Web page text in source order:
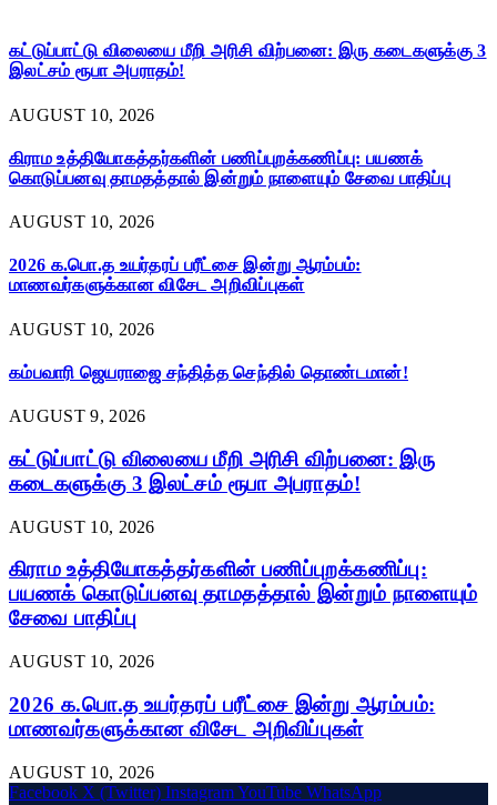
கட்டுப்பாட்டு விலையை மீறி அரிசி விற்பனை: இரு கடைகளுக்கு 3
இலட்சம் ரூபா அபராதம்!
AUGUST 10, 2026
கிராம உத்தியோகத்தர்களின் பணிப்புறக்கணிப்பு: பயணக்
கொடுப்பனவு தாமதத்தால் இன்றும் நாளையும் சேவை பாதிப்பு
AUGUST 10, 2026
2026 க.பொ.த உயர்தரப் பரீட்சை இன்று ஆரம்பம்:
மாணவர்களுக்கான விசேட அறிவிப்புகள்
AUGUST 10, 2026
கம்பவாரி ஜெயராஜை சந்தித்த செந்தில் தொண்டமான்!
AUGUST 9, 2026
கட்டுப்பாட்டு விலையை மீறி அரிசி விற்பனை: இரு
கடைகளுக்கு 3 இலட்சம் ரூபா அபராதம்!
AUGUST 10, 2026
கிராம உத்தியோகத்தர்களின் பணிப்புறக்கணிப்பு:
பயணக் கொடுப்பனவு தாமதத்தால் இன்றும் நாளையும்
சேவை பாதிப்பு
AUGUST 10, 2026
2026 க.பொ.த உயர்தரப் பரீட்சை இன்று ஆரம்பம்:
மாணவர்களுக்கான விசேட அறிவிப்புகள்
AUGUST 10, 2026
Facebook X (Twitter) InstagramYouTube WhatsApp